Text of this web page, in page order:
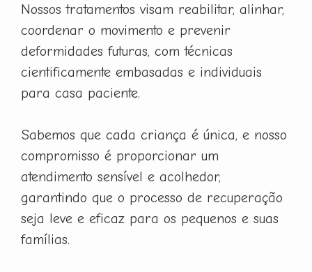
Nossos tratamentos visam reabilitar, alinhar,
coordenar o movimento e prevenir
deformidades futuras, com técnicas
cientificamente embasadas e individuais
para casa paciente.
Sabemos que cada criança é única, e nosso
compromisso é proporcionar um
atendimento sensível e acolhedor,
garantindo que o processo de recuperação
seja leve e eficaz para os pequenos e suas
famílias.